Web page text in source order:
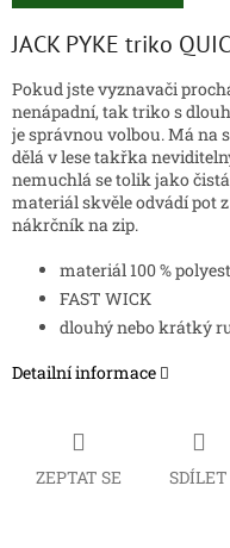
JACK PYKE triko
Pokud jste vyznavači
nenápadní, tak triko s
je správnou volbou. Má na
dělá v lese takřka
nemuchlá se tolik jako
materiál skvěle odvádí pot
nákrčník na zip.
materiál 100 %
FAST WICK
dlouhý nebo krátký
Detailní informace
ZEPTAT SE SDÍLET